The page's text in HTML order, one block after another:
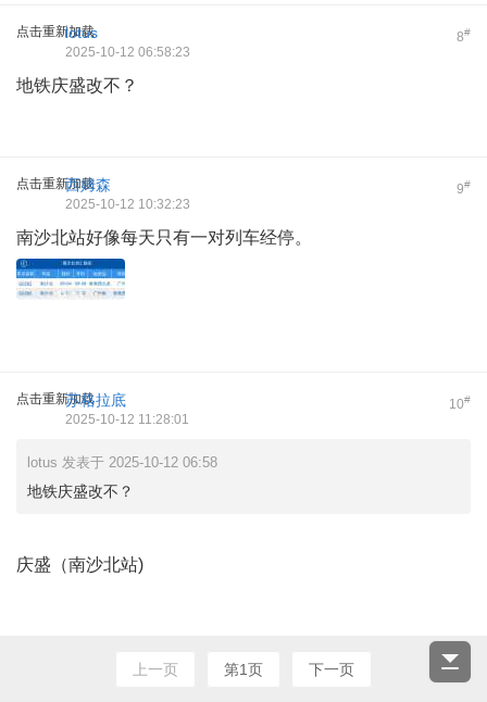
点击重新加载 8#
lotus
2025-10-12 06:58:23
地铁庆盛改不？
点击重新加载 9#
西姆森
2025-10-12 10:32:23
南沙北站好像每天只有一对列车经停。
点击重新加载 10#
苏格拉底
2025-10-12 11:28:01
lotus 发表于 2025-10-12 06:58
地铁庆盛改不？
庆盛（南沙北站)
上一页 第1页 下一页